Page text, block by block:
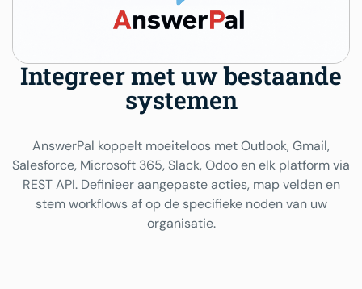
Integreer met uw bestaande
systemen
AnswerPal koppelt moeiteloos met Outlook, Gmail,
Salesforce, Microsoft 365, Slack, Odoo en elk platform via
REST API. Definieer aangepaste acties, map velden en
stem workflows af op de specifieke noden van uw
organisatie.